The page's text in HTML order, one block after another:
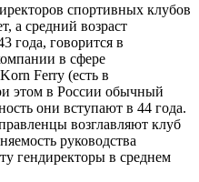
спортивных клубов
а средний возраст
года, говорится в
в сфере
Ferry (есть в
этом в России обычный
они вступают в 44 года.
возглавляют клуб
руководства
гендиректоры в среднем